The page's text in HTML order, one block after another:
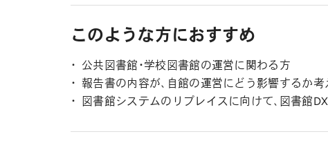
このような方におすすめ
公共図書館・学校図書館の運営に関わる方
報告書の内容が、自館の運営にどう影響するか考
図書館システムのリプレイスに向けて、図書館